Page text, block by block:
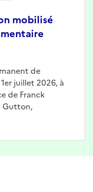
mobilisé
de
juillet 2026, à
de Franck
Gutton,